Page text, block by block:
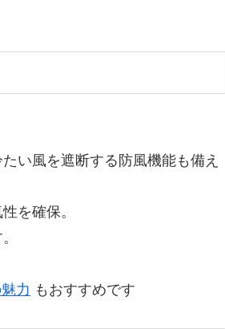
い風を遮断する防風機能も備え
を確保。
力 もおすすめです